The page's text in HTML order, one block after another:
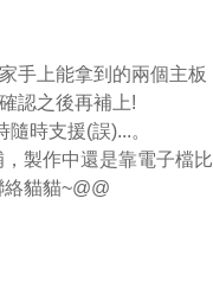
手上能拿到的兩個主板
認之後再補上!
時支援(誤)...。
製作中還是靠電子檔比
貓貓~@@